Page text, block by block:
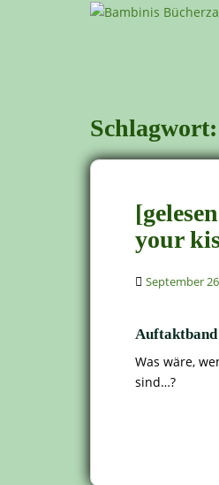
Schlagwort:
your
September
Was wäre,
sind…?